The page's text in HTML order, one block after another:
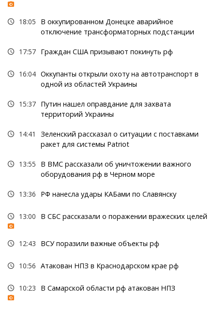
18:05
В оккупированном Донецке аварийное
отключение трансформаторных подстанции
17:57 Граждан США призывают покинуть рф
16:04 Оккупанты открыли охоту на автотранспорт в
одной из областей Украины
15:37 Путин нашел оправдание для захвата
территорий Украины
14:41
Зеленский рассказал о ситуации с поставками
ракет для системы Patriot
13:55
В ВМС рассказали об уничтожении важного
оборудования рф в Черном море
13:36 РФ нанесла удары КАБами по Славянску
13:00 В СБС рассказали о поражении вражеских целей
12:43 ВСУ поразили важные объекты рф
10:56 Атакован НПЗ в Краснодарском крае рф
10:23 В Самарской области рф атакован НПЗ